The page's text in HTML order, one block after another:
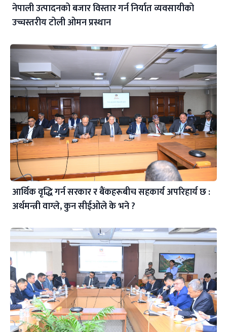
नेपाली उत्पादनको बजार विस्तार गर्न निर्यात व्यवसायीको
उच्चस्तरीय टोली ओमन प्रस्थान
आर्थिक वृद्धि गर्न सरकार र बैंकहरूबीच सहकार्य अपरिहार्य छ :
अर्थमन्त्री वाग्ले, कुन सीईओले के भने ?